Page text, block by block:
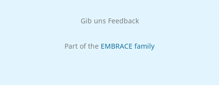
Gib uns Feedback
Part of the EMBRACE family